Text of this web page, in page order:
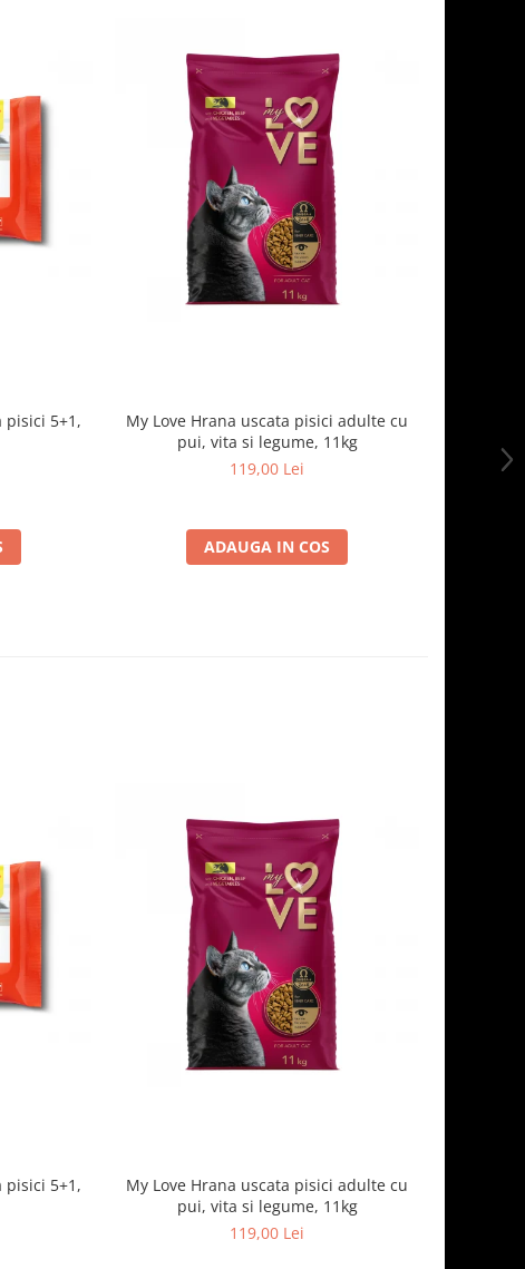
pisici 5+1,
My Love Hrana uscata pisici adulte cu
pui, vita si legume, 11kg
119,00 Lei
ADAUGA IN COS
pisici 5+1,
My Love Hrana uscata pisici adulte cu
pui, vita si legume, 11kg
119,00 Lei